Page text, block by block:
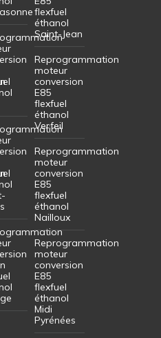
flexfuel
éthanol
Saint-Jean
Reprogrammation
moteur
conversion
E85
flexfuel
éthanol
Verfeil
Reprogrammation
moteur
conversion
E85
flexfuel
éthanol
Nailloux
Reprogrammation
moteur
conversion
E85
flexfuel
éthanol
Midi
Pyrénées